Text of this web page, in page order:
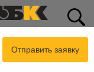
Отправить заявку